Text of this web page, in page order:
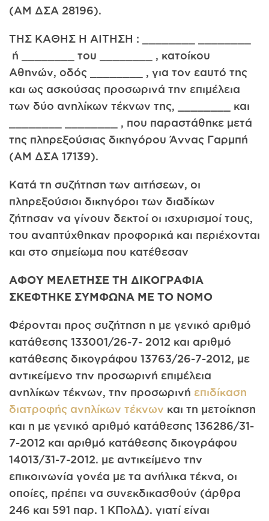
(AM ΔΣΑ 28196).
ΤΗΣ ΚΑΘΗΣ Η ΑΙΤΗΣΗ : ________ ________
ή ________ του ________ , κατοίκου
Αθηνών, οδός ________ , για τον εαυτό της
και ως ασκούσας προσωρινά την επιμέλεια
των δύο ανηλίκων τέκνων της, ________ και
________ ________ , που παραστάθηκε μετά
της πληρεξούσιας δικηγόρου Άννας Γαρμπή
(AM ΔΣΑ 17139).
Κατά τη συζήτηση των αιτήσεων, οι
πληρεξούσιοι δικηγόροι των διαδίκων
ζήτησαν να γίνουν δεκτοί οι ισχυρισμοί τους,
του αναπτύχθηκαν προφορικά και περιέχονται
και στο σημείωμα που κατέθεσαν
ΑΦΟΥ ΜΕΛΕΤΗΣΕ ΤΗ ΔΙΚΟΓΡΑΦΙΑ
ΣΚΕΦΤΗΚΕ ΣΥΜΦΩΝΑ ΜΕ ΤΟ ΝΟΜΟ
Φέρονται προς συζήτηση η με γενικό αριθμό
κατάθεσης 133001/26-7- 2012 και αριθμό
κατάθεσης δικογράφου 13763/26-7-2012, με
αντικείμενο την προσωρινή επιμέλεια
ανηλίκων τέκνων, την προσωρινή επιδίκαση
διατροφής ανηλίκων τέκνων και τη μετοίκηση
και η με γενικό αριθμό κατάθεσης 136286/31-
7-2012 και αριθμό κατάθεσης δικογράφου
14013/31-7-2012. με αντικείμενο την
επικοινωνία γονέα με τα ανήλικα τέκνα, οι
οποίες, πρέπει να συνεκδικασθούν (άρθρα
246 και 591 παρ. 1 ΚΠολΔ). γιατί είναι